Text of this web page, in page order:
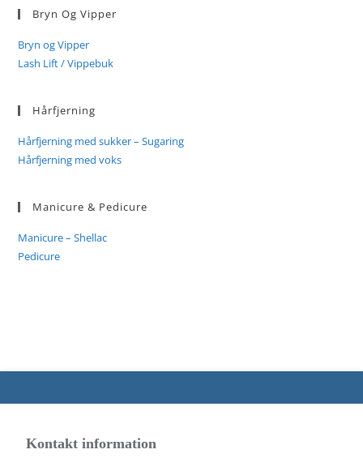
Bryn Og Vipper
Bryn og Vipper
Lash Lift / Vippebuk
Hårfjerning
Hårfjerning med sukker – Sugaring
Hårfjerning med voks
Manicure & Pedicure
Manicure – Shellac
Pedicure
Kontakt information